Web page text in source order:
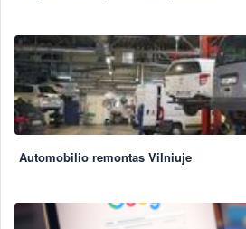
Automobilio remontas Vilniuje